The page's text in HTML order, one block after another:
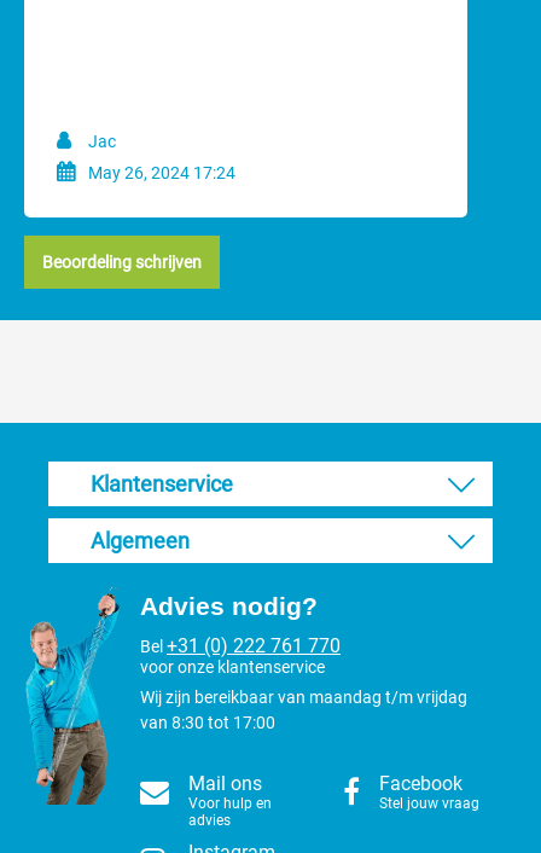
Jac
May 26, 2024 17:24
Beoordeling schrijven
Klantenservice
Algemeen
Advies nodig?
Bel +31 (0) 222 761 770
voor onze klantenservice
Wij zijn bereikbaar van maandag t/m vrijdag
van 8:30 tot 17:00
Mail ons
Voor hulp en
advies
Facebook
Stel jouw vraag